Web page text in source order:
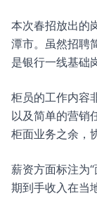
本次春招放出的
潭市。虽然招聘
是银行一线基础
柜员的工作内容
以及简单的营销
柜面业务之余，
薪资方面标注为
期到手收入在当